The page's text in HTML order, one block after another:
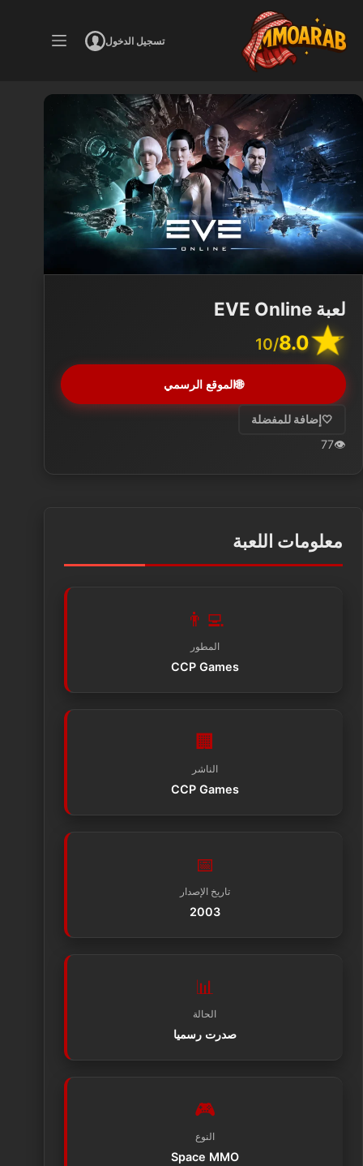
المحتوى
تسجيل الدخول
لعبة EVE Online
8.0
/10
🌐الموقع الرسمي
🤍 إضافة للمفضلة
👁️
77
معلومات اللعبة
👨‍💻
المطور
CCP Games
🏢
الناشر
CCP Games
📅
تاريخ الإصدار
2003
📊
الحالة
صدرت رسميا
🎮
النوع
Space MMO